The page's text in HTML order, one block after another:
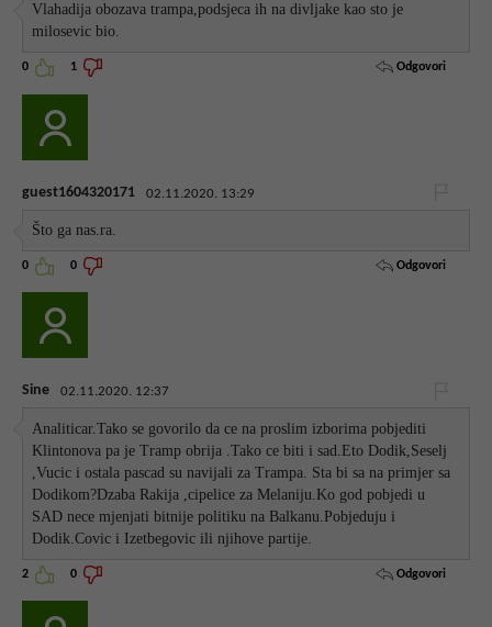
Vlahadija obozava trampa,podsjeca ih na divljake kao sto je
milosevic bio.
0 1 Odgovori
guest1604320171 02.11.2020. 13:29
Što ga nas.ra.
0 0 Odgovori
Sine 02.11.2020. 12:37
Analiticar.Tako se govorilo da ce na proslim izborima pobjediti
Klintonova pa je Tramp obrija .Tako ce biti i sad.Eto Dodik,Seselj
,Vucic i ostala pascad su navijali za Trampa. Sta bi sa na primjer sa
Dodikom?Dzaba Rakija ,cipelice za Melaniju.Ko god pobjedi u
SAD nece mjenjati bitnije politiku na Balkanu.Pobjeduju i
Dodik.Covic i Izetbegovic ili njihove partije.
2 0 Odgovori